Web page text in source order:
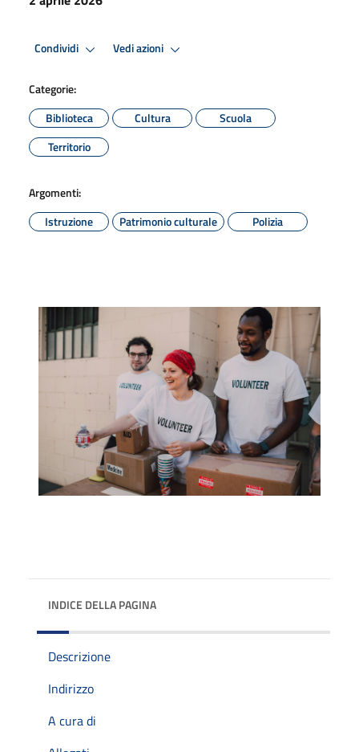
Condividi Vedi azioni
Categorie:
Biblioteca
Cultura
Scuola
Territorio
Argomenti:
Istruzione
Patrimonio culturale Polizia
INDICE DELLA PAGINA
Descrizione
Indirizzo
A cura di